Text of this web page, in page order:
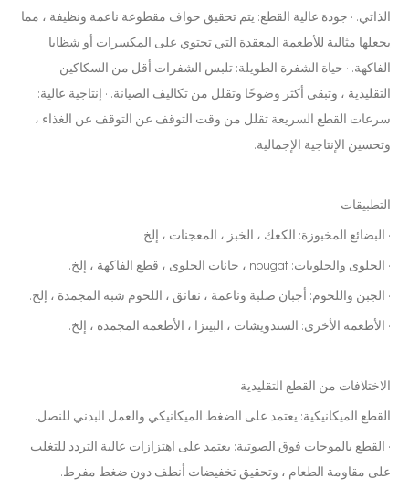
الذاتي. · جودة عالية القطع: يتم تحقيق حواف مقطوعة ناعمة ونظيفة ، مما
يجعلها مثالية للأطعمة المعقدة التي تحتوي على المكسرات أو شظايا
الفاكهة. · حياة الشفرة الطويلة: تلبس الشفرات أقل من السكاكين
التقليدية ، وتبقى أكثر وضوحًا وتقلل من تكاليف الصيانة. · إنتاجية عالية:
سرعات القطع السريعة تقلل من وقت التوقف عن التوقف عن الغذاء ،
وتحسين الإنتاجية الإجمالية.
التطبيقات
· البضائع المخبوزة: الكعك ، الخبز ، المعجنات ، إلخ.
· الحلوى والحلويات: nougat ، حانات الحلوى ، قطع الفاكهة ، إلخ.
· الجبن واللحوم: أجبان صلبة وناعمة ، نقانق ، اللحوم شبه المجمدة ، إلخ.
· الأطعمة الأخرى: السندويشات ، البيتزا ، الأطعمة المجمدة ، إلخ.
الاختلافات من القطع التقليدية
القطع الميكانيكية: يعتمد على الضغط الميكانيكي والعمل البدني للنصل.
· القطع بالموجات فوق الصوتية: يعتمد على اهتزازات عالية التردد للتغلب
على مقاومة الطعام ، وتحقيق تخفيضات أنظف دون ضغط مفرط.